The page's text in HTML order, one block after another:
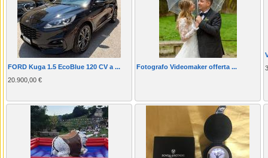
FORD Kuga 1.5 EcoBlue 120 CV a ...
20.900,00 €
Fotografo Videomaker offerta ...